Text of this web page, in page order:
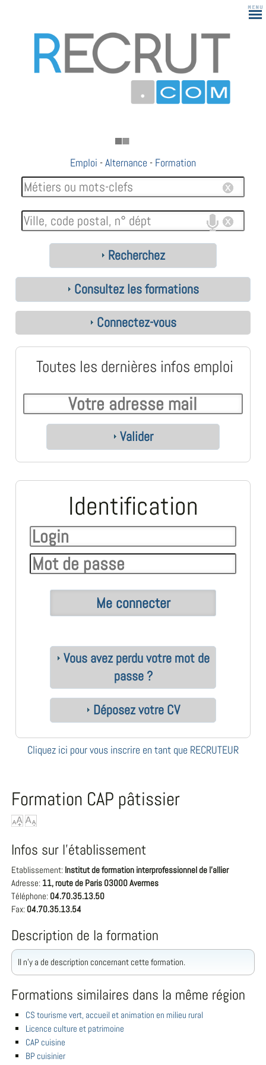
Emploi -Alternance - Formation
Recherchez
Consultez les formations
Connectez-vous
Toutes les dernières infos emploi
Valider
Identification
Vous avez perdu votre mot de
passe ?
Déposez votre CV
Cliquez ici pour vous inscrire en tant que RECRUTEUR
Formation CAP pâtissier
Infos sur l'établissement
Etablissement: Institut de formation interprofessionnel de l'allier
Adresse: 11, route de Paris 03000 Avermes
Téléphone: 04.70.35.13.50
Fax: 04.70.35.13.54
Description de la formation
Il n'y a de description concernant cette formation.
Formations similaires dans la même région
CS tourisme vert, accueil et animation en milieu rural
Licence culture et patrimoine
CAP cuisine
BP cuisinier